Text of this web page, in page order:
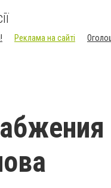
Реклама на сайті